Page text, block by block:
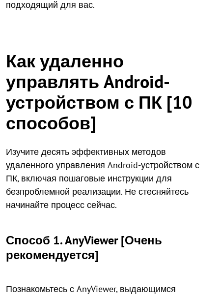
подходящий для вас.
Как удаленно
управлять Android-
устройством с ПК [10
способов]
Изучите десять эффективных методов
удаленного управления Android-устройством с
ПК, включая пошаговые инструкции для
безпроблемной реализации. Не стесняйтесь –
начинайте процесс сейчас.
Способ 1. AnyViewer [Очень
рекомендуется]
Познакомьтесь с AnyViewer, выдающимся